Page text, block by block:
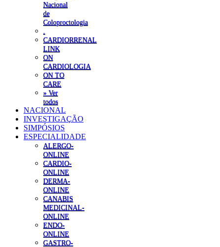
Nacional
de
Coloproctologia
CARDIORRENAL
LINK
ON
CARDIOLOGIA
ON TO
CARE
» Ver
todos
NACIONAL
INVESTIGAÇÃO
SIMPÓSIOS
ESPECIALIDADE
ALERGO-
ONLINE
CARDIO-
ONLINE
DERMA-
ONLINE
CANABIS
MEDICINAL-
ONLINE
ENDO-
ONLINE
GASTRO-